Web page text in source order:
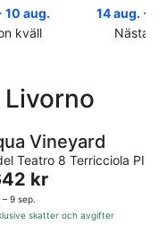
10 aug.
kväll
14 aug. -
Nästa
nästa
helg,
-
Livorno
Vineyard
Teatro 8 Terricciola PI
kr
kr
9 sep.
skatter och avgifter